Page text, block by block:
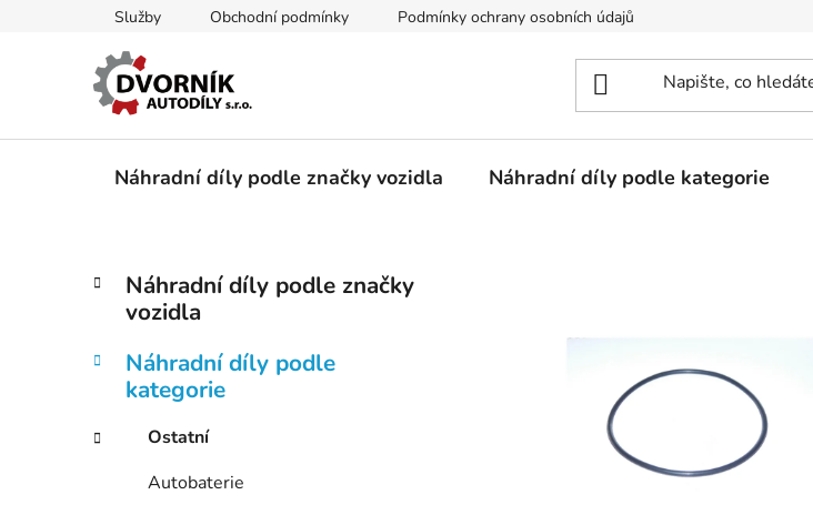
Služby Obchodní podmínky Podmínky ochrany osobních údajů
Náhradní díly podle značky vozidla Náhradní díly podle kategorie
P
t
n
Přeskočit
kategorie
K
a
g
i
Náhradní díly podle značky
vozidla
Náhradní díly podle
kategorie
Ostatní
Autobaterie